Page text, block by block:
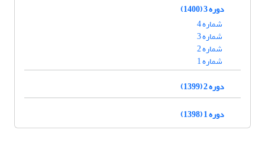
دوره 3 (1400)
شماره 4
شماره 3
شماره 2
شماره 1
دوره 2 (1399)
دوره 1 (1398)